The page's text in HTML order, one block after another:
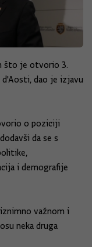
što je otvorio 3.
dao je izjavu
o poziciji
da se s
i demografije
važnom i
neka druga